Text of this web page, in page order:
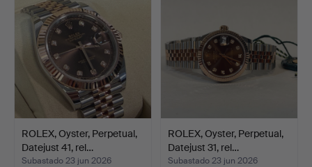
ROLEX, Oyster, Perpetual,
Datejust 41, rel…
Subastado 23 jun 2026
ROLEX, Oyster, Perpetual,
Datejust 31, rel…
Subastado 23 jun 2026